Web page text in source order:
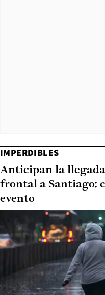
IMPERDIBLES
Anticipan la
frontal a Santiago:
evento